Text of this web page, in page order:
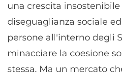
una crescita
diseguaglianza sociale
persone all'interno degli
minacciare la coesione
stessa. Ma un mercato